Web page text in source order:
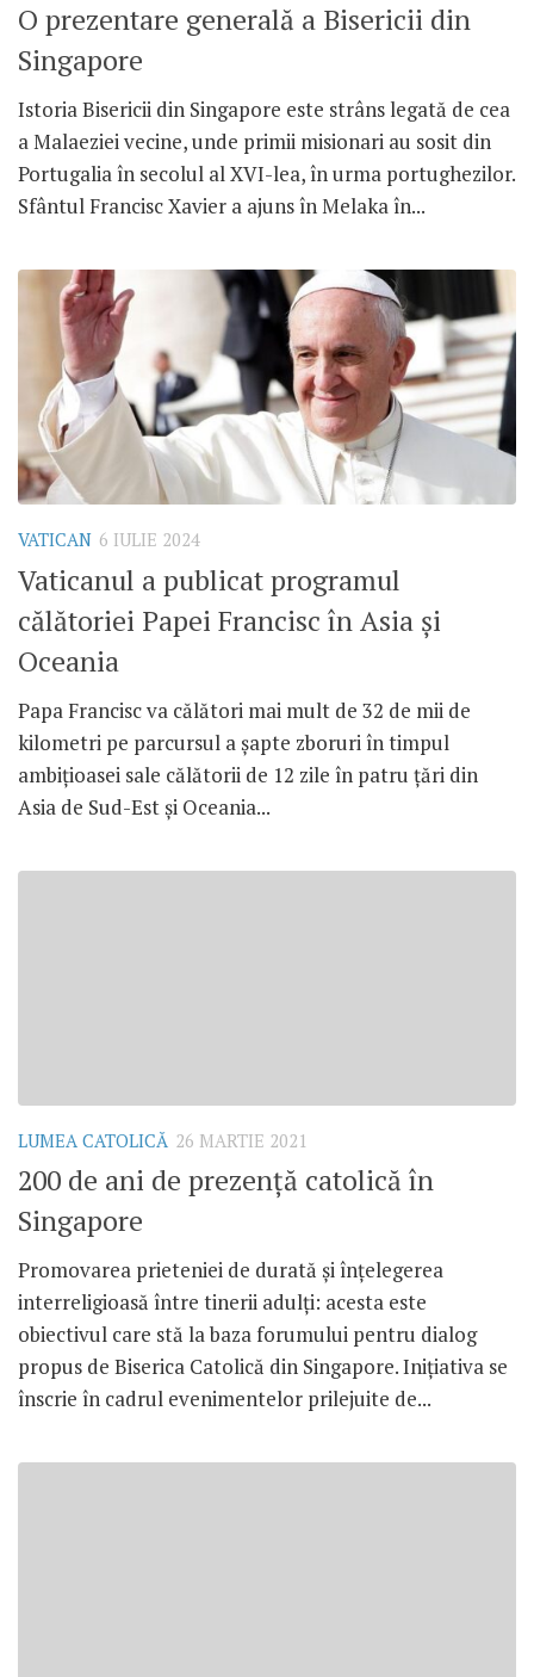
O prezentare generală a Bisericii din
Singapore
Istoria Bisericii din Singapore este strâns legată de cea
a Malaeziei vecine, unde primii misionari au sosit din
Portugalia în secolul al XVI-lea, în urma portughezilor.
Sfântul Francisc Xavier a ajuns în Melaka în...
VATICAN 6 IULIE 2024
Vaticanul a publicat programul
călătoriei Papei Francisc în Asia și
Oceania
Papa Francisc va călători mai mult de 32 de mii de
kilometri pe parcursul a șapte zboruri în timpul
ambițioasei sale călătorii de 12 zile în patru țări din
Asia de Sud-Est și Oceania...
LUMEA CATOLICĂ 26 MARTIE 2021
200 de ani de prezență catolică în
Singapore
Promovarea prieteniei de durată și înțelegerea
interreligioasă între tinerii adulți: acesta este
obiectivul care stă la baza forumului pentru dialog
propus de Biserica Catolică din Singapore. Inițiativa se
înscrie în cadrul evenimentelor prilejuite de...